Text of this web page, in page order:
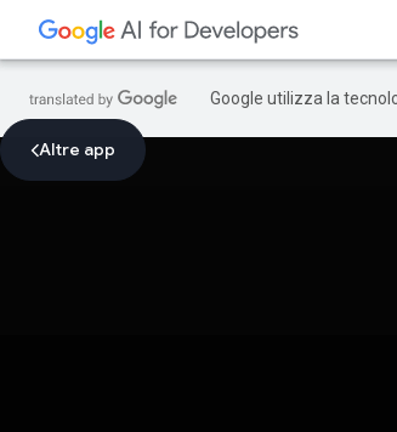
Google utilizza la
Altre app